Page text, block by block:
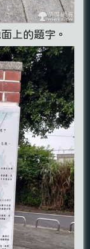
上的題字。